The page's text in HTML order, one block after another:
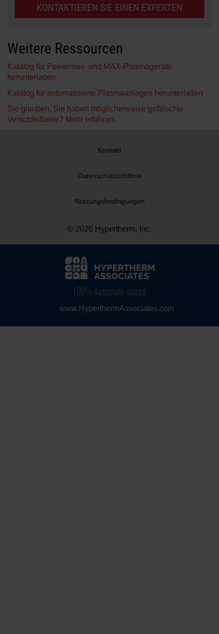
KONTAKTIEREN SIE EINEN EXPERTEN
Weitere Ressourcen
Katalog für Powermax- und MAX-Plasmageräte
herunterladen
Katalog für automatisierte Plasmaanlagen herunterladen
Sie glauben, Sie haben möglicherweise gefälschte
Verschleißteile? Mehr erfahren.
Kontakt
Datenschutzrichtlinie
Nutzungsbedingungen
© 2026 Hypertherm, Inc.
www.HyperthermAssociates.com